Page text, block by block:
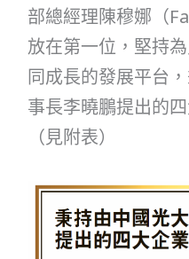
部總經理陳穆娜（
放在第一位，堅持
同成長的發展平台
事長李曉鵬提出的
（見附表）